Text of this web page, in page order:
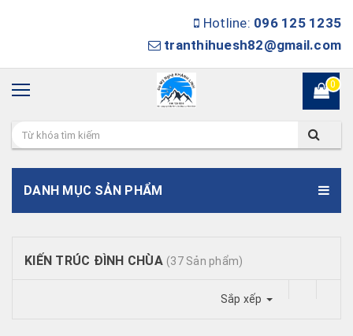
Hotline: 096 125 1235
tranthihuesh82@gmail.com
0
DANH MỤC SẢN PHẨM
KIẾN TRÚC ĐÌNH CHÙA (37 Sản phẩm)
Sắp xếp